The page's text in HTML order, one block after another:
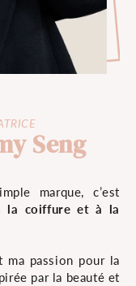
Seng
marque, c’est
la coiffure et à la
ma passion pour la
par la beauté et